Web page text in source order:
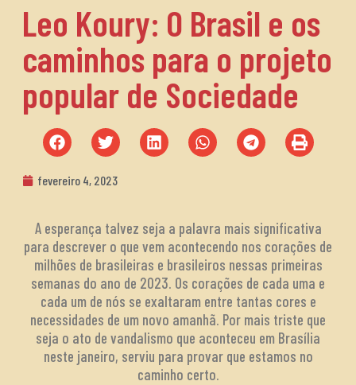
Leo Koury: O Brasil e os
caminhos para o projeto
popular de Sociedade
fevereiro 4, 2023
A esperança talvez seja a palavra mais significativa
para descrever o que vem acontecendo nos corações de
milhões de brasileiras e brasileiros nessas primeiras
semanas do ano de 2023. Os corações de cada uma e
cada um de nós se exaltaram entre tantas cores e
necessidades de um novo amanhã. Por mais triste que
seja o ato de vandalismo que aconteceu em Brasília
neste janeiro, serviu para provar que estamos no
caminho certo.